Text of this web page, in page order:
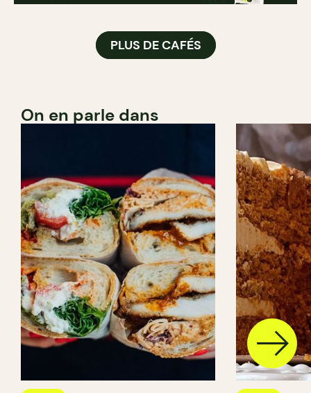
PLUS DE CAFÉS
On en parle dans